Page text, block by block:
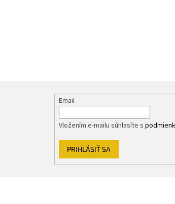
Email
Vložením e-mailu súhlasíte s
PRIHLÁSIŤ SA